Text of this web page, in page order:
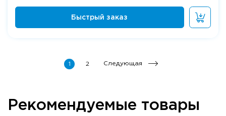
1 2 Следующая
Рекомендуемые товары